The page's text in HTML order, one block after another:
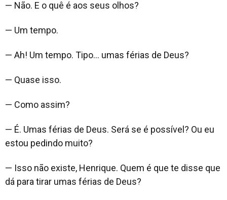
— Não. E o quê é aos seus olhos?
— Um tempo.
— Ah! Um tempo. Tipo… umas férias de Deus?
— Quase isso.
— Como assim?
— É. Umas férias de Deus. Será se é possível? Ou eu
estou pedindo muito?
— Isso não existe, Henrique. Quem é que te disse que
dá para tirar umas férias de Deus?